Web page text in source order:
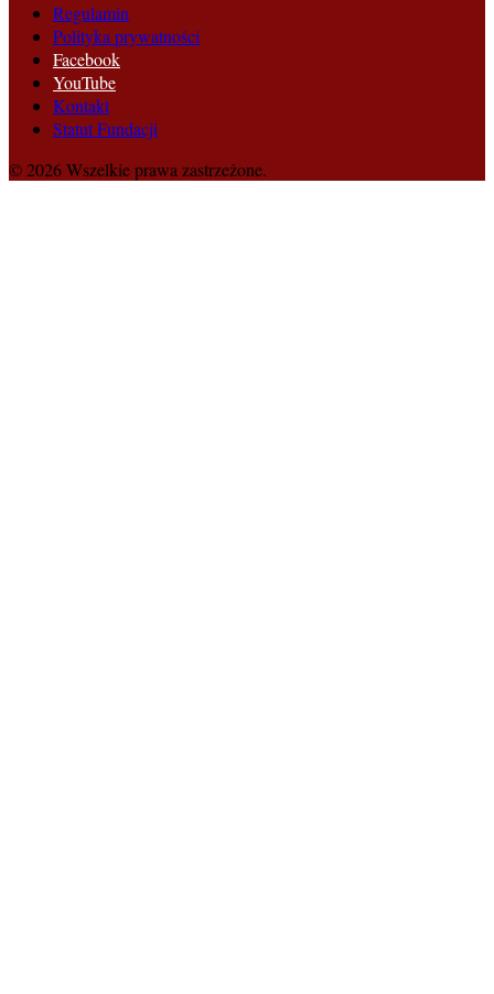
Regulamin
Polityka prywatności
Facebook
YouTube
Kontakt
Statut Fundacji
© 2026 Wszelkie prawa zastrzeżone.